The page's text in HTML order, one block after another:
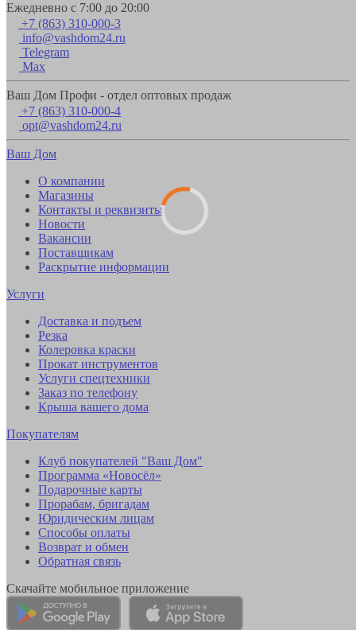
Ежедневно с 7:00 до 20:00
+7 (863) 310-000-3
info@vashdom24.ru
Telegram
Max
Ваш Дом Профи - отдел оптовых продаж
+7 (863) 310-000-4
opt@vashdom24.ru
Ваш Дом
О компании
Магазины
Контакты и реквизиты
Новости
Вакансии
Поставщикам
Раскрытие информации
Услуги
Доставка и подъем
Резка
Колеровка краски
Прокат инструментов
Услуги спецтехники
Заказ по телефону
Крыша вашего дома
Покупателям
Клуб покупателей "Ваш Дом"
Программа «Новосёл»
Подарочные карты
Прорабам, бригадам
Юридическим лицам
Способы оплаты
Возврат и обмен
Обратная связь
Скачайте мобильное приложение